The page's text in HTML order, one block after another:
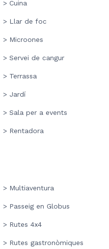
> Cuina
> Llar de foc
> Microones
> Servei de cangur
> Terrassa
> Jardí
> Sala per a events
> Rentadora
> Multiaventura
> Passeig en Globus
> Rutes 4x4
> Rutes gastronòmiques